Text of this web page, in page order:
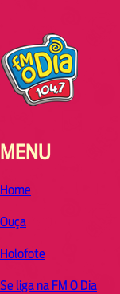
MENU
Home
Ouça
Holofote
Se liga na FM O Dia